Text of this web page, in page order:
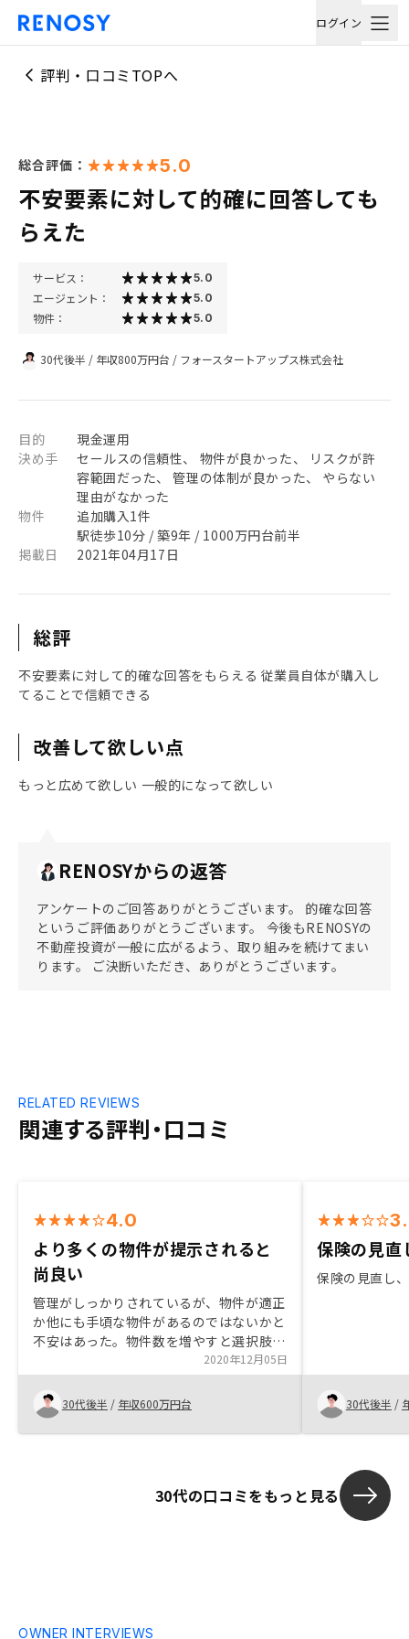
ログイン
評判・口コミTOPへ
総合評価： 5.0
不安要素に対して的確に回答しても
らえた
サービス： 5.0
エージェント： 5.0
物件： 5.0
30代後半 / 年収800万円台 / フォースタートアップス株式会社
目的
現金運用
決め手
セールスの信頼性、 物件が良かった、 リスクが許
容範囲だった、 管理の体制が良かった、 やらない
理由がなかった
物件
追加購入1件
駅徒歩10分 / 築9年 / 1000万円台前半
掲載日
2021年04月17日
総評
不安要素に対して的確な回答をもらえる 従業員自体が購入し
てることで信頼できる
改善して欲しい点
もっと広めて欲しい 一般的になって欲しい
RENOSYからの返答
アンケートのご回答ありがとうございます。 的確な回答
というご評価ありがとうございます。 今後もRENOSYの
不動産投資が一般に広がるよう、取り組みを続けてまい
ります。 ご決断いただき、ありがとうございます。
関連する評判・口コミ
RELATED REVIEWS
4.0
より多くの物件が提示されると
尚良い
管理がしっかりされているが、物件が適正
か他にも手頃な物件があるのではないかと
不安はあった。物件数を増やすと選択肢が
増える。毎月、毎週どれくらいの数を仕入
れているか分からないが三つくらいの中か
らしか選べない中でこれが一番いいです
よ。は説得力にかける。
2020年12月05日
30代後半 / 年収600万円台
保険の見直
保険の見直し
30代後半 /
30代の口コミをもっと見る
OWNER INTERVIEWS